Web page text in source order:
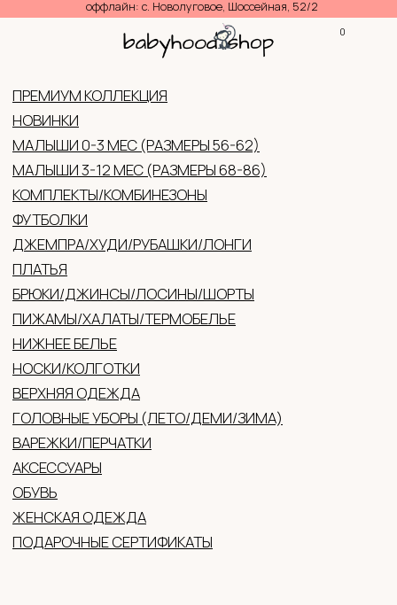
оффлайн: с. Новолуговое, Шоссейная, 52/2
ПОДАРОЧНЫЕ СЕРТИФИКАТЫ
ЖЕНСКАЯ ОДЕЖДА
ОБУВЬ
ВАРЕЖКИ/ПЕРЧАТКИ
ГОЛОВНЫЕ УБОРЫ (ЛЕТО/ДЕМИ/ЗИМА)
ВЕРХНЯЯ ОДЕЖДА
НОСКИ/КОЛГОТКИ
НИЖНЕЕ БЕЛЬЕ
ПИЖАМЫ/ХАЛАТЫ/ТЕРМОБЕЛЬЕ
ДЖЕМПРА/ХУДИ/РУБАШКИ/ЛОНГИ
ПЛАТЬЯ
ФУТБОЛКИ
КОМПЛЕКТЫ/КОМБИНЕЗОНЫ
МАЛЫШИ 3-12 МЕС (РАЗМЕРЫ 68-86)
МАЛЫШИ 0-3 МЕС (РАЗМЕРЫ 56-62)